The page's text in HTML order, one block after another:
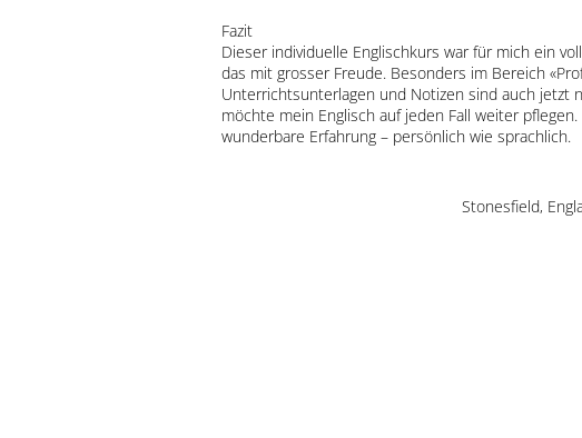
Fazit
Dieser individuelle Englischkurs war für mich ein
das mit grosser Freude. Besonders im Bereich
Unterrichtsunterlagen und Notizen sind auch jetzt
möchte mein Englisch auf jeden Fall weiter
wunderbare Erfahrung – persönlich wie sprachlich.
Stonesfield,